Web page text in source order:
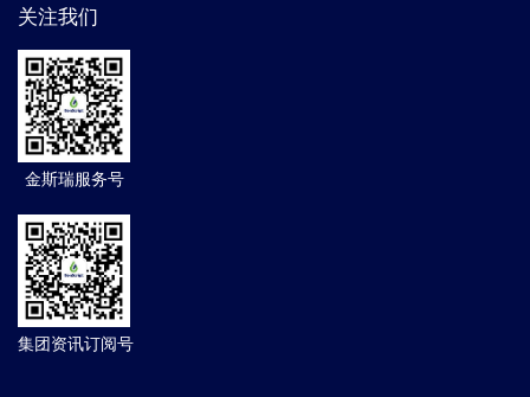
关注我们
金斯瑞服务号
集团资讯订阅号